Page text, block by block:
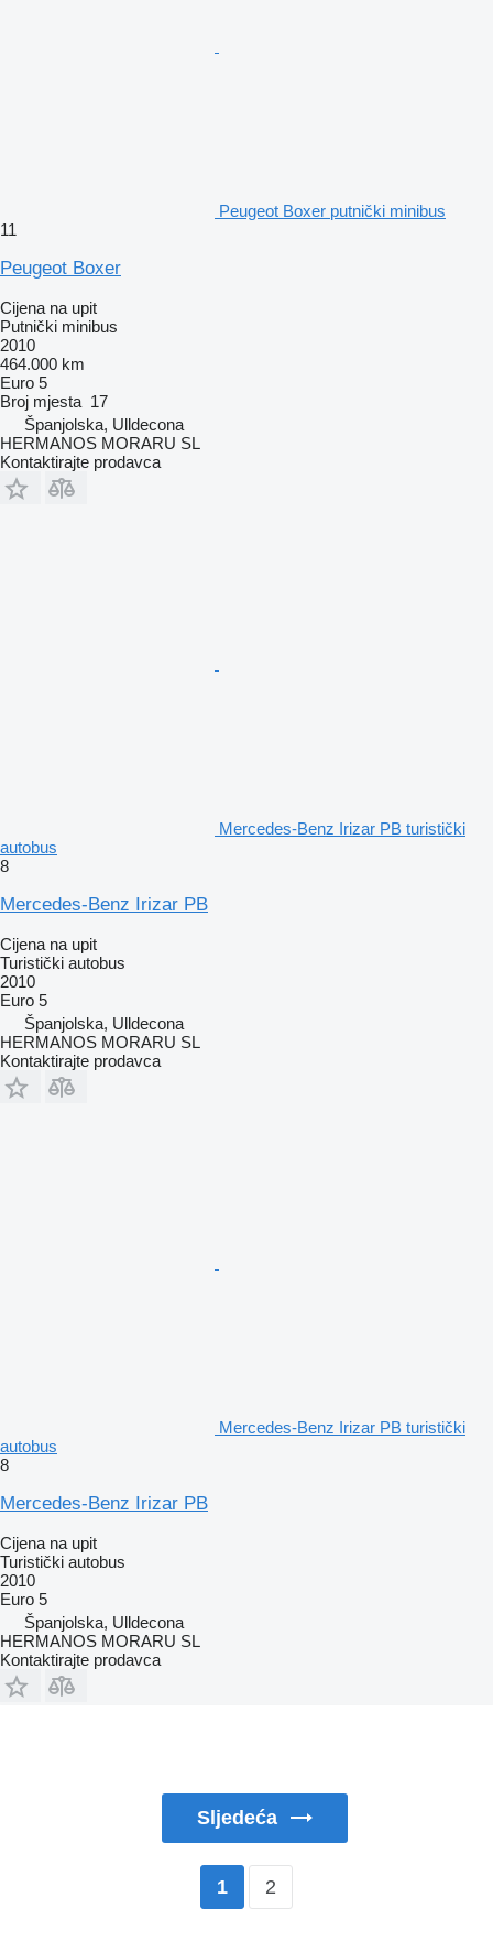
Peugeot Boxer putnički minibus
11
Peugeot Boxer
Cijena na upit
Putnički minibus
2010
464.000 km
Euro 5
Broj mjesta 17
Španjolska, Ulldecona
HERMANOS MORARU SL
Kontaktirajte prodavca
Mercedes-Benz Irizar PB turistički
autobus
8
Mercedes-Benz Irizar PB
Cijena na upit
Turistički autobus
2010
Euro 5
Španjolska, Ulldecona
HERMANOS MORARU SL
Kontaktirajte prodavca
Mercedes-Benz Irizar PB turistički
autobus
8
Mercedes-Benz Irizar PB
Cijena na upit
Turistički autobus
2010
Euro 5
Španjolska, Ulldecona
HERMANOS MORARU SL
Kontaktirajte prodavca
Sljedeća
1 2